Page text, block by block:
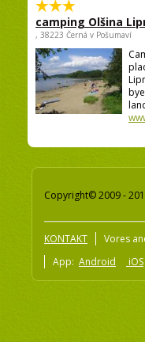
camping Olšina
, 38223 Černá v Pošumaví
Copyright© 2009 -
KONTAKT Vores
App: Android iOS